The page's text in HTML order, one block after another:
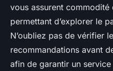
vous assurent
permettant d’explorer le
N’oubliez pas de vérifier
recommandations avant
afin de garantir un